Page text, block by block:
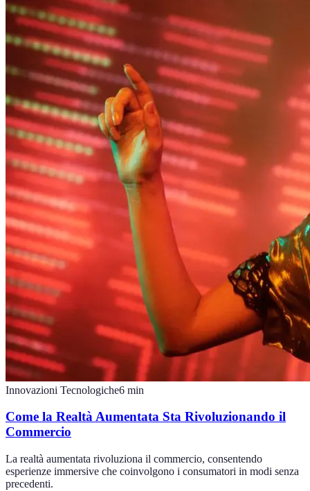
Innovazioni Tecnologiche6 min
Come la Realtà Aumentata Sta Rivoluzionando il
Commercio
La realtà aumentata rivoluziona il commercio, consentendo
esperienze immersive che coinvolgono i consumatori in modi senza
precedenti.